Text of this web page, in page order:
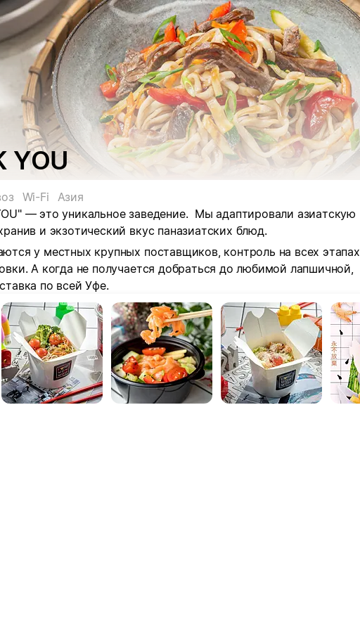
YOU
Wi-Fi
Азия
— это уникальное заведение. Мы адаптировали азиатскую
и экзотический вкус паназиатских блюд.
у местных крупных поставщиков, контроль на всех этапах
А когда не получается добраться до любимой лапшичной,
по всей Уфе.